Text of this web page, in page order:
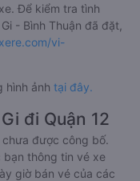
Để kiểm tra tình
- Bình Thuận đã đặt,
vi-
hình ảnh tại đây.
đi Quận 12
được công bố.
bạn thông tin vé xe
giờ bán vé của các